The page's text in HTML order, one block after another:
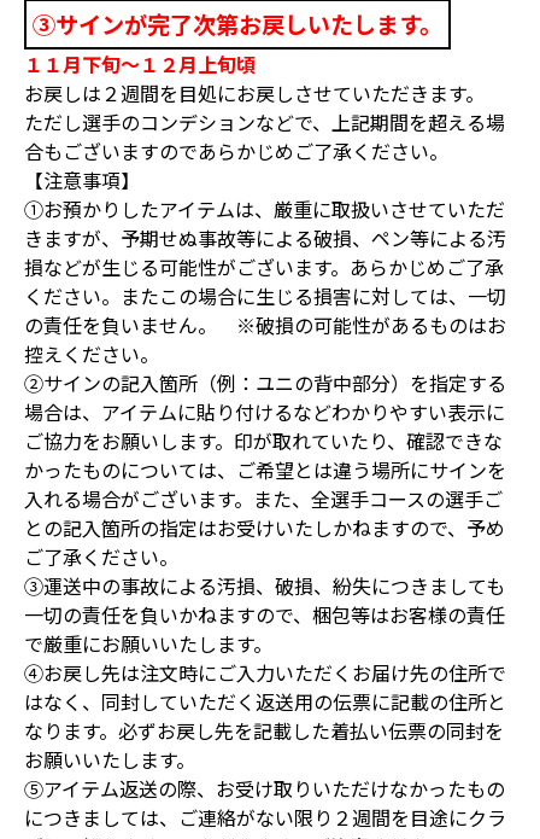
③サインが完了次第お戻しいたします。
１１月下旬～１２月上旬頃
お戻しは２週間を目処にお戻しさせていただきます。
ただし選手のコンデションなどで、上記期間を超える場
合もございますのであらかじめご了承ください。
【注意事項】
①お預かりしたアイテムは、厳重に取扱いさせていただ
きますが、予期せぬ事故等による破損、ペン等による汚
損などが生じる可能性がございます。あらかじめご了承
ください。またこの場合に生じる損害に対しては、一切
の責任を負いません。 ※破損の可能性があるものはお
控えください。
②サインの記入箇所（例：ユニの背中部分）を指定する
場合は、アイテムに貼り付けるなどわかりやすい表示に
ご協力をお願いします。印が取れていたり、確認できな
かったものについては、ご希望とは違う場所にサインを
入れる場合がございます。また、全選手コースの選手ご
との記入箇所の指定はお受けいたしかねますので、予め
ご了承ください。
③運送中の事故による汚損、破損、紛失につきましても
一切の責任を負いかねますので、梱包等はお客様の責任
で厳重にお願いいたします。
④お戻し先は注文時にご入力いただくお届け先の住所で
はなく、同封していただく返送用の伝票に記載の住所と
なります。必ずお戻し先を記載した着払い伝票の同封を
お願いいたします。
⑤アイテム返送の際、お受け取りいただけなかったもの
につきましては、ご連絡がない限り２週間を目途にクラ